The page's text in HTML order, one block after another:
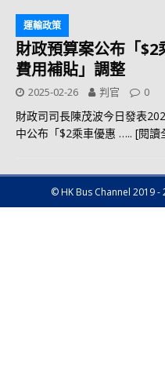
運輸政策
財政預算案公布「
費用補貼」調整
2025-02-26 判官 0
財政司司長陳茂波今日發表
中公布「$2乘車優惠 ….. [閱讀
© HK Bus Channel 2019